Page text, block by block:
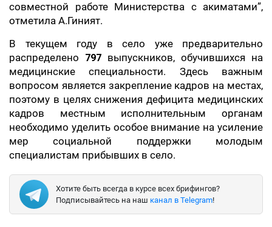
совместной работе Министерства с акиматами”,
отметила А.Гиният.
В текущем году в село уже предварительно
распределено 797 выпускников, обучившихся на
медицинские специальности. Здесь важным
вопросом является закрепление кадров на местах,
поэтому в целях снижения дефицита медицинских
кадров местным исполнительным органам
необходимо уделить особое внимание на усиление
мер социальной поддержки молодым
специалистам прибывших в село.
Хотите быть всегда в курсе всех брифингов?
Подписывайтесь на наш канал в Telegram!